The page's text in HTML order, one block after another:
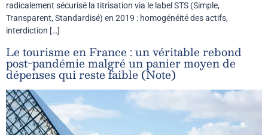
radicalement sécurisé la titrisation via le label STS (Simple,
Transparent, Standardisé) en 2019 : homogénéité des actifs,
interdiction […]
Le tourisme en France : un véritable rebond
post-pandémie malgré un panier moyen de
dépenses qui reste faible (Note)